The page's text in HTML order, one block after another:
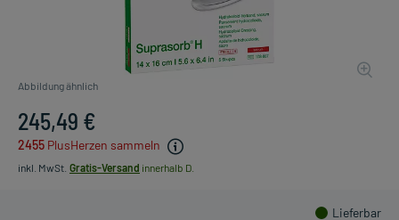
Abbildung ähnlich
245,49 €
2455 PlusHerzen sammeln
inkl. MwSt. Gratis-Versand innerhalb D.
Lieferbar